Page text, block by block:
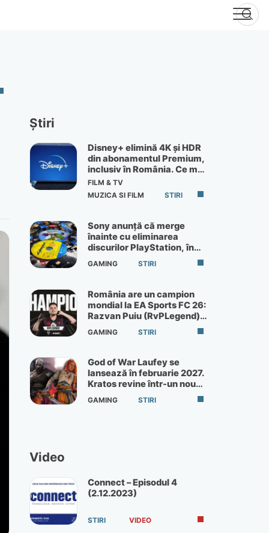
Știri
Disney+ elimină 4K și HDR
din abonamentul Premium,
inclusiv în România. Ce mai
primești de 60 lei pe lună
FILM & TV
MUZICA SI FILM
STIRI
Sony anunță că merge
înainte cu eliminarea
discurilor PlayStation, în
ciuda protestelor
GAMING STIRI
România are un campion
mondial la EA Sports FC 26:
Razvan Puiu (RvPLegend)
câștigă turneul de la Paris
GAMING STIRI
God of War Laufey se
lansează în februarie 2027.
Kratos revine într-un nou
God of War
GAMING STIRI
Video
Connect – Episodul 4
(2.12.2023)
STIRI VIDEO